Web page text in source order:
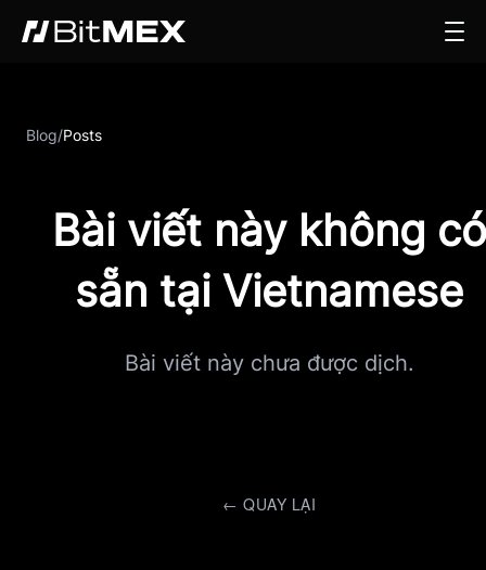
Blog/Posts
Bài viết này không có
sẵn tại Vietnamese
Bài viết này chưa được dịch.
← QUAY LẠI